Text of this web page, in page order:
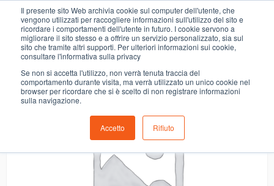
Il presente sito Web archivia cookie sul computer dell'utente, che
vengono utilizzati per raccogliere informazioni sull'utilizzo del sito e
ricordare i comportamenti dell'utente in futuro. I cookie servono a
migliorare il sito stesso e a offrire un servizio personalizzato, sia sul
sito che tramite altri supporti. Per ulteriori informazioni sui cookie,
consultare l'informativa sulla privacy
Se non si accetta l'utilizzo, non verrà tenuta traccia del
comportamento durante visita, ma verrà utilizzato un unico cookie nel
browser per ricordare che si è scelto di non registrare informazioni
sulla navigazione.
Accetto Rifiuto
COLATURA ALICI ACQUAPAZZA